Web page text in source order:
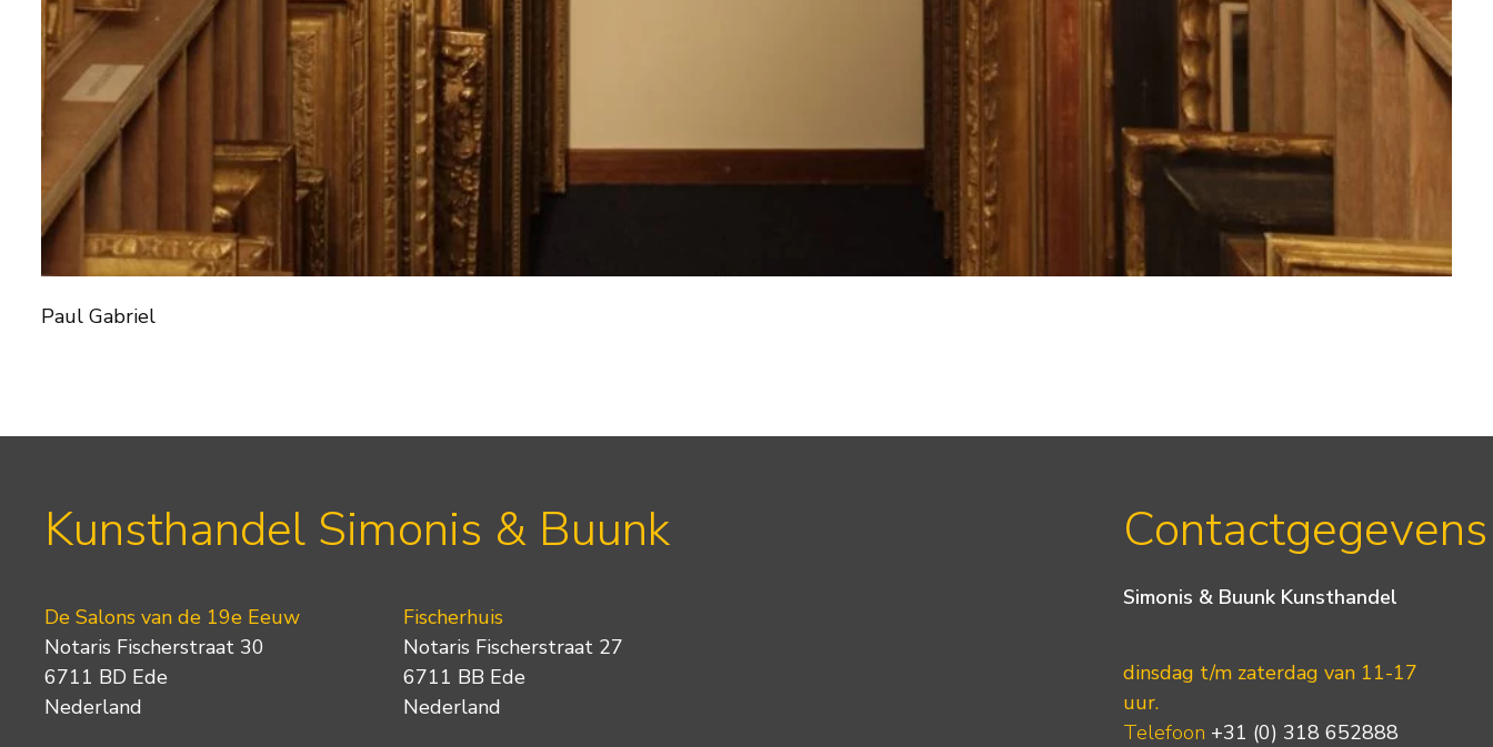
Paul Gabriel
Kunsthandel Simonis & Buunk
De Salons van de 19e Eeuw
Notaris Fischerstraat 30
6711 BD Ede
Nederland
Fischerhuis
Notaris Fischerstraat 27
6711 BB Ede
Nederland
Contactgegevens
Simonis & Buunk Kunsthandel
dinsdag t/m zaterdag van 11-17
uur.
Telefoon +31 (0) 318 652888